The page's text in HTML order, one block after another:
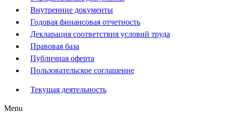
Внутренние документы
Годовая финансовая отчетность
Декларация соответствия условий труда
Правовая база
Публичная оферта
Пользовательское соглашение
Текущая деятельность
Menu